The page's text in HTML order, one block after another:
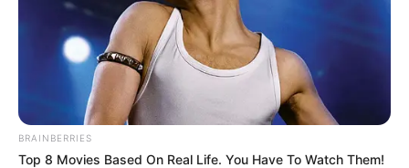
BRAINBERRIES
Top 8 Movies Based On Real Life. You Have To Watch Them!